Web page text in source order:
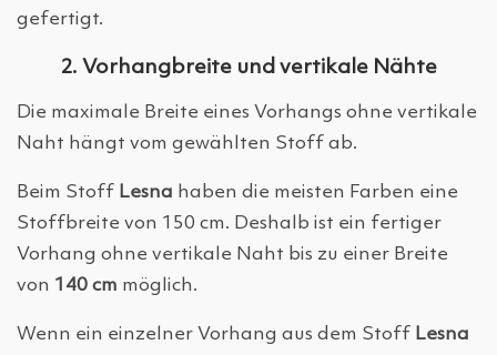
gefertigt.
2. Vorhangbreite und vertikale Nähte
Die maximale Breite eines Vorhangs ohne vertikale
Naht hängt vom gewählten Stoff ab.
Beim Stoff Lesna haben die meisten Farben eine
Stoffbreite von 150 cm. Deshalb ist ein fertiger
Vorhang ohne vertikale Naht bis zu einer Breite
von 140 cm möglich.
Wenn ein einzelner Vorhang aus dem Stoff Lesna